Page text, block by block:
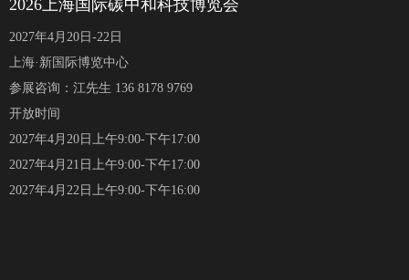
2026上海国际碳中和科技博览会
2027年4月20日-22日
上海·新国际博览中心
参展咨询：江先生 136 8178 9769
开放时间
2027年4月20日上午9:00-下午17:00
2027年4月21日上午9:00-下午17:00
2027年4月22日上午9:00-下午16:00